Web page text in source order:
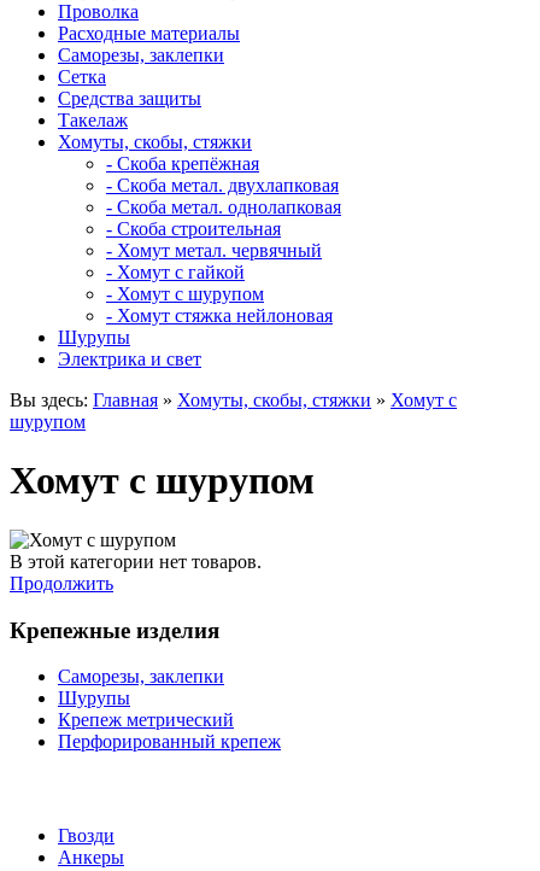
Проволка
Расходные материалы
Саморезы, заклепки
Сетка
Средства защиты
Такелаж
Хомуты, скобы, стяжки
- Скоба крепёжная
- Скоба метал. двухлапковая
- Скоба метал. однолапковая
- Скоба строительная
- Хомут метал. червячный
- Хомут с гайкой
- Хомут с шурупом
- Хомут стяжка нейлоновая
Шурупы
Электрика и свет
Вы здесь: Главная » Хомуты, скобы, стяжки » Хомут с
шурупом
Хомут с шурупом
В этой категории нет товаров.
Продолжить
Крепежные изделия
Саморезы, заклепки
Шурупы
Крепеж метрический
Перфорированный крепеж
Гвозди
Анкеры